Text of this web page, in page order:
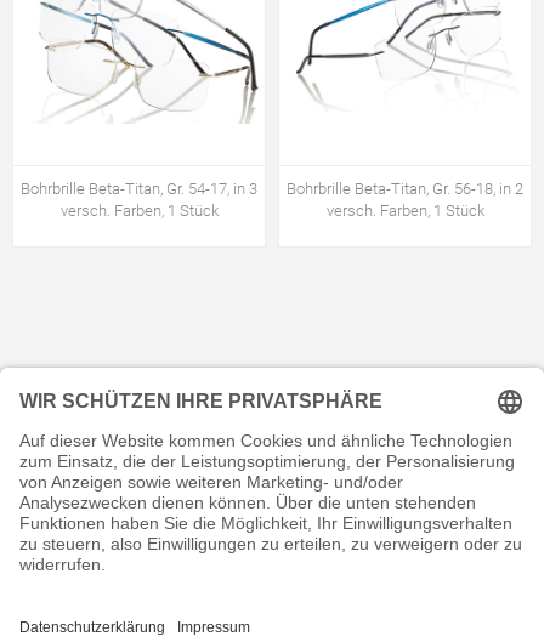
Bohrbrille Beta-Titan, Gr. 54-17, in 3
versch. Farben, 1 Stück
Bohrbrille Beta-Titan, Gr. 56-18, in 2
versch. Farben, 1 Stück
KONTAKT
RECHTLICHES